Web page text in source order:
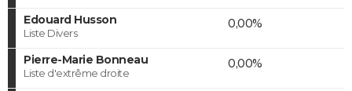
Edouard Husson
Liste Divers
0,00%
Pierre-Marie Bonneau
Liste d'extrême droite
0,00%